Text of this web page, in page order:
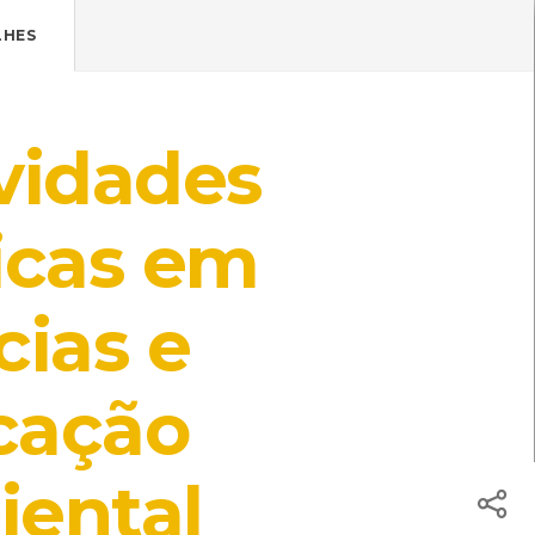
24º
de Braga - Uma experiência
Costa)
Local: Centro de Recursos do CMIA
em
e